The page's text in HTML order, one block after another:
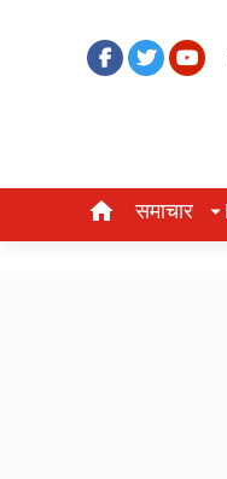
समाचार